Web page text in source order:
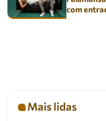
com
Mais lidas